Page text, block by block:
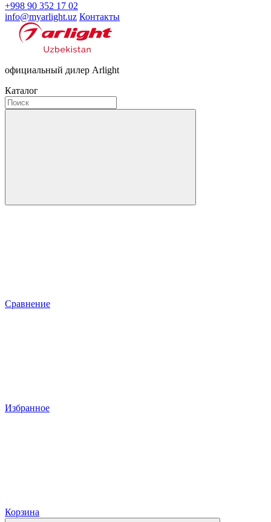
+998 90 352 17 02
info@myarlight.uz Контакты
официальный дилер Arlight
Каталог
Сравнение
Избранное
Корзина